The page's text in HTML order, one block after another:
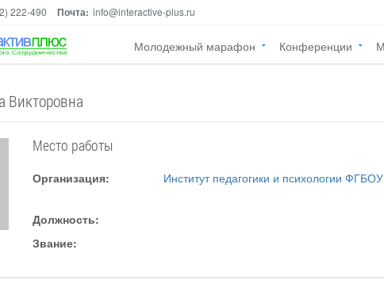
222-490 Почта: info@interactive-plus.ru
Молодежный марафон Конференции
Викторовна
Место работы
Организация:
Институт педагогики и психологии
Должность:
Звание: